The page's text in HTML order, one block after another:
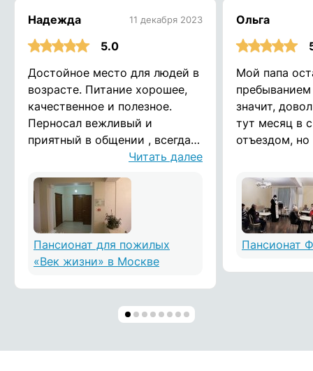
Надежда 11 декабря 2023
5.0
Достойное место для людей в
возрасте. Питание хорошее,
качественное и полезное.
Перносал вежливый и
приятный в общении , всегда
отзываются на просьбы.
опрятные. Спасибо вам
Читать далее
Пансионат для пожилых
«Век жизни» в Москве
Ольга
Мой папа
пребыванием
значит,
тут месяц в
отъездом, но
Пансионат